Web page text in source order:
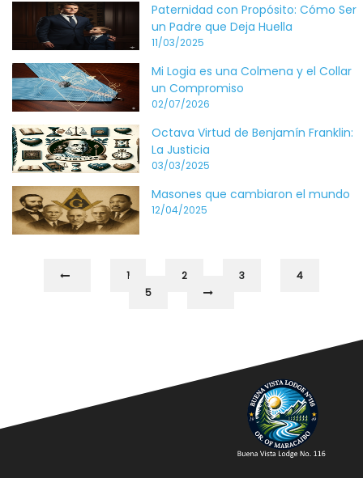
Paternidad con Propósito: Cómo Ser
un Padre que Deja Huella
11/03/2025
Mi Logia es una Colmena y el Collar
un Compromiso
02/07/2026
Octava Virtud de Benjamín Franklin:
La Justicia
03/03/2025
Masones que cambiaron el mundo
12/04/2025
1 2 3
4
5